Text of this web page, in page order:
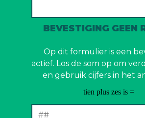
BEVESTIGING GEEN
Op dit formulier is een
actief. Los de som op om
en gebruik cijfers in het